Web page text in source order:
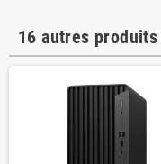
16 autres